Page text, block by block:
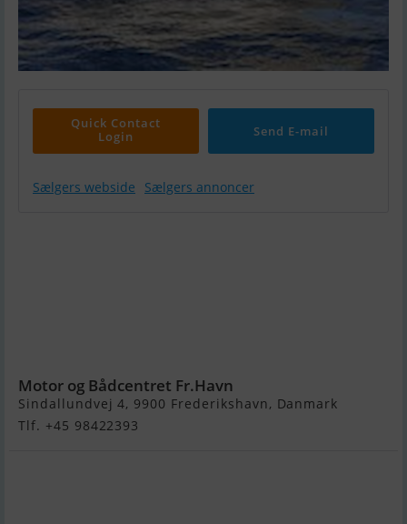
Quick Contact
Login
Send E-mail
Sælgers webside Sælgers annoncer
Motor og Bådcentret Fr.Havn
Sindallundvej 4, 9900 Frederikshavn, Danmark
Tlf. +45 98422393